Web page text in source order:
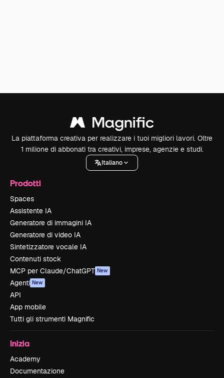
La piattaforma creativa per realizzare i tuoi migliori lavori. Oltre
1 milione di abbonati tra creativi, imprese, agenzie e studi.
Italiano
Prodotti
Spaces
Assistente IA
Generatore di immagini IA
Generatore di video IA
Sintetizzatore vocale IA
Contenuti stock
MCP per Claude/ChatGPT New
Agenti New
API
App mobile
Tutti gli strumenti Magnific
Inizia
Academy
Documentazione